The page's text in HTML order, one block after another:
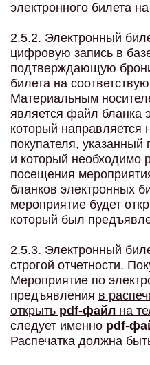
электронного билета
2.5.2. Электронный
цифровую запись в
подтверждающую
билета на
Материальным
является файл бланка
который направляется
покупателя,
и который необходимо
посещения
бланков электронных
мероприятие будет
который был
2.5.3. Электронный
строгой отчетности.
Мероприятие по
предъявления в
открыть pdf-файл на
следует именно pdf-
Распечатка должна